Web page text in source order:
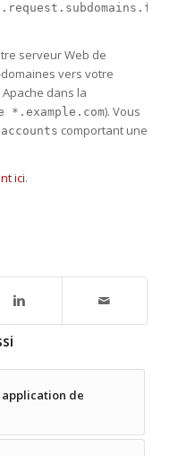
serveur Web de
vers votre
dans la
*.example.com). Vous
accounts comportant une
ici.
de